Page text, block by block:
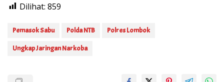
Dilihat: 859
Pemasok Sabu Polda NTB Polres Lombok
Ungkap Jaringan Narkoba